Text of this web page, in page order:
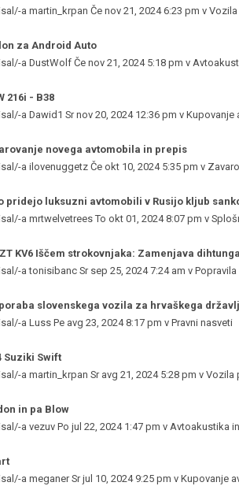
a martin_krpan Če nov 21, 2024 6:23 pm v
za Android Auto
a DustWolf Če nov 21, 2024 5:18 pm v
216i - B38
a Dawid1 Sr nov 20, 2024 12:36 pm v Kupovanje
novega avtomobila in prepis
a ilovenuggetz Če okt 10, 2024 5:35 pm v
pridejo luksuzni avtomobili v Rusijo kljub
a mrtwelvetreesTo okt 01, 2024 8:07 pm v
KV6 Iščem strokovnjaka: Zamenjava dihtunga
atonisibanc Sr sep 25, 2024 7:24 am v
slovenskega vozila za hrvaškega
a Luss Pe avg 23, 2024 8:17 pm v Pravni nasveti
Suziki Swift
a martin_krpan Sr avg 21, 2024 5:28 pm v Vozila
in pa Blow
a vezuv Po jul 22, 2024 1:47 pm v Avtoakustika
a meganerSr jul 10, 2024 9:25 pm v Kupovanje